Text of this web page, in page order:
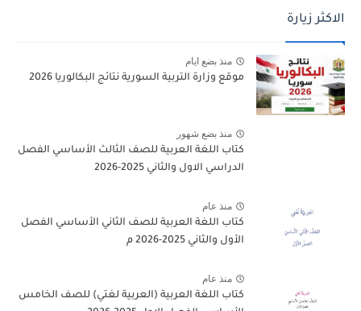
الاكثر زيارة
منذ بضع ايام
موقع وزارة التربية السورية نتائج البكالوريا 2026
منذ بضع شهور
كتاب اللغة العربية للصف الثالث الأساسي الفصل
الدراسي الاول والثاني 2025-2026
منذ عام
كتاب اللغة العربية للصف الثاني الأساسي الفصل
الأول والثاني 2025-2026 م
منذ عام
كتاب اللغة العربية (العربية لغتي) للصف الخامس